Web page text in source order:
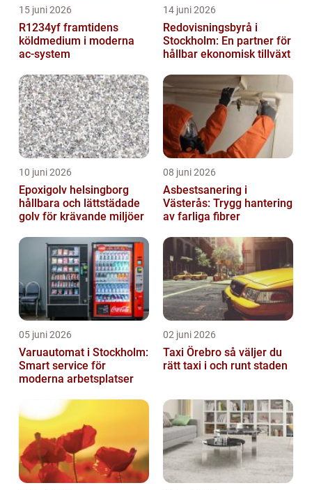
15 juni 2026
R1234yf framtidens
köldmedium i moderna
ac-system
14 juni 2026
Redovisningsbyrå i
Stockholm: En partner för
hållbar ekonomisk tillväxt
10 juni 2026
Epoxigolv helsingborg
hållbara och lättstädade
golv för krävande miljöer
08 juni 2026
Asbestsanering i
Västerås: Trygg hantering
av farliga fibrer
05 juni 2026
Varuautomat i Stockholm:
Smart service för
moderna arbetsplatser
02 juni 2026
Taxi Örebro så väljer du
rätt taxi i och runt staden